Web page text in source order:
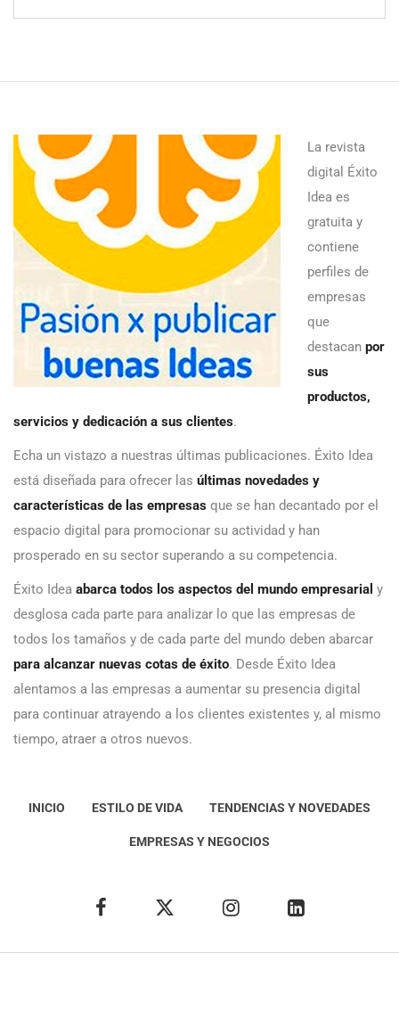
La revista
digital Éxito
Idea es
gratuita y
contiene
perfiles de
empresas
que
destacan por
sus
productos,
servicios y dedicación a sus clientes.
Echa un vistazo a nuestras últimas publicaciones. Éxito Idea
está diseñada para ofrecer las últimas novedades y
características de las empresas que se han decantado por el
espacio digital para promocionar su actividad y han
prosperado en su sector superando a su competencia.
Éxito Idea abarca todos los aspectos del mundo empresarial y
desglosa cada parte para analizar lo que las empresas de
todos los tamaños y de cada parte del mundo deben abarcar
para alcanzar nuevas cotas de éxito. Desde Éxito Idea
alentamos a las empresas a aumentar su presencia digital
para continuar atrayendo a los clientes existentes y, al mismo
tiempo, atraer a otros nuevos.
INICIO ESTILO DE VIDA TENDENCIAS Y NOVEDADES
EMPRESAS Y NEGOCIOS